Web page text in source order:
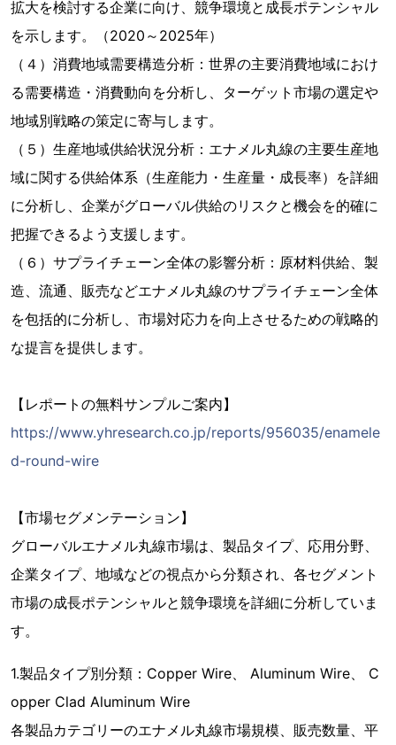
拡大を検討する企業に向け、競争環境と成長ポテンシャル
を示します。（2020～2025年）
（４）消費地域需要構造分析：世界の主要消費地域におけ
る需要構造・消費動向を分析し、ターゲット市場の選定や
地域別戦略の策定に寄与します。
（５）生産地域供給状況分析：エナメル丸線の主要生産地
域に関する供給体系（生産能力・生産量・成長率）を詳細
に分析し、企業がグローバル供給のリスクと機会を的確に
把握できるよう支援します。
（６）サプライチェーン全体の影響分析：原材料供給、製
造、流通、販売などエナメル丸線のサプライチェーン全体
を包括的に分析し、市場対応力を向上させるための戦略的
な提言を提供します。
【レポートの無料サンプルご案内】
https://www.yhresearch.co.jp/reports/956035/enamele
d-round-wire
【市場セグメンテーション】
グローバルエナメル丸線市場は、製品タイプ、応用分野、
企業タイプ、地域などの視点から分類され、各セグメント
市場の成長ポテンシャルと競争環境を詳細に分析していま
す。
1.製品タイプ別分類：Copper Wire、 Aluminum Wire、 C
opper Clad Aluminum Wire
各製品カテゴリーのエナメル丸線市場規模、販売数量、平